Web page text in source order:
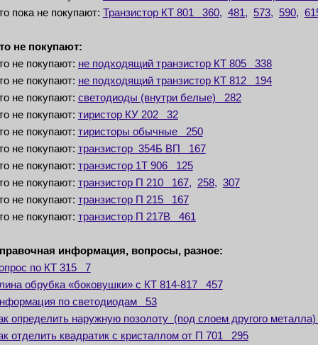
пока не покупают: Транзистор КТ 801 360, 481, 573, 590,
не покупают:
не покупают: не подходящий транзистор КТ 805 338
не покупают: не подходящий транзистор КТ 812 194
не покупают: светодиоды (внутри белые) 282
не покупают: тиристор КУ 202 32
не покупают: тиристоры обычные 250
не покупают: транзистор 354Б ВП 167
не покупают: транзистор 1Т 906 125
не покупают: транзистор П 210 167, 258, 307
не покупают: транзистор П 215 167
не покупают: транзистор П 217В 461
информация, вопросы, разное:
по КТ 315 7
обрубка «боковушки» с КТ 814-817 457
по светодиодам 53
определить наружную позолоту (под слоем другого
отделить квадратик с кристаллом от П 701 295